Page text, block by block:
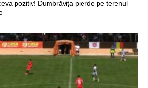
pozitiv! Dumbrăvița pierde pe terenul